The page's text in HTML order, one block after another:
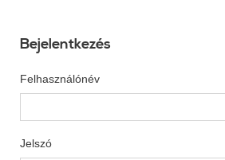
Bejelentkezés
Felhasználónév
Jelszó